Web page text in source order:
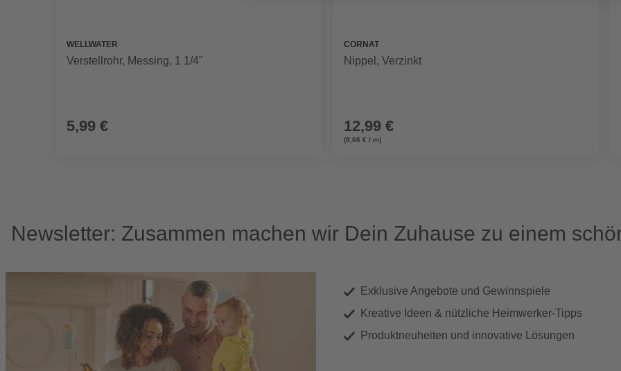
WELLWATER
Verstellrohr, Messing, 1 1/4"
5,99 €
CORNAT
Nippel, Verzinkt
12,99 €
(8,66 € / m)
Newsletter: Zusammen machen wir Dein Zuhause zu einem
Exklusive Angebote und Gewinnspiele
Kreative Ideen & nützliche Heimwerker-Tipps
Produktneuheiten und innovative Lösungen